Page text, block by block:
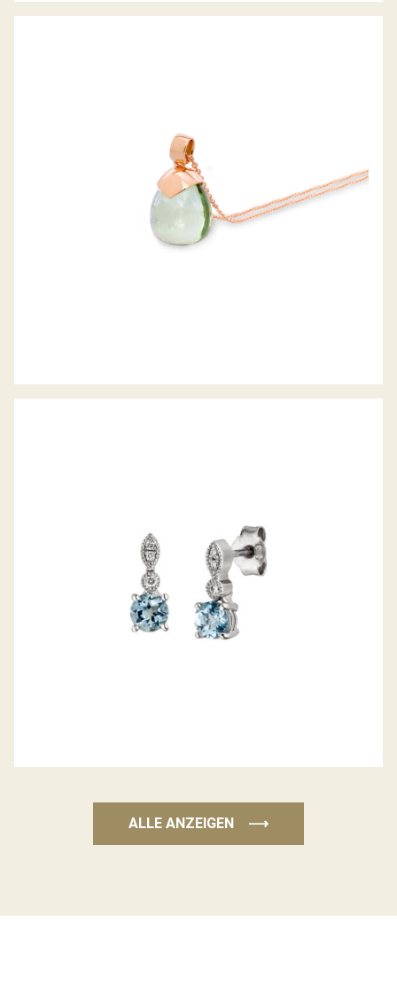
ALLE ANZEIGEN ⟶